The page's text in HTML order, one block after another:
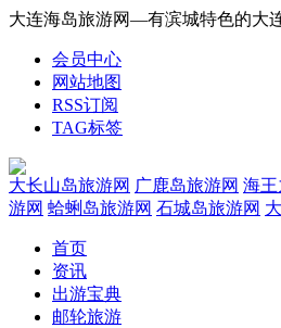
大连海岛旅游网—有滨城特色的大
会员中心
网站地图
RSS订阅
TAG标签
大长山岛旅游网 广鹿岛旅游网 海王
游网 蛤蜊岛旅游网 石城岛旅游网
首页
资讯
出游宝典
邮轮旅游